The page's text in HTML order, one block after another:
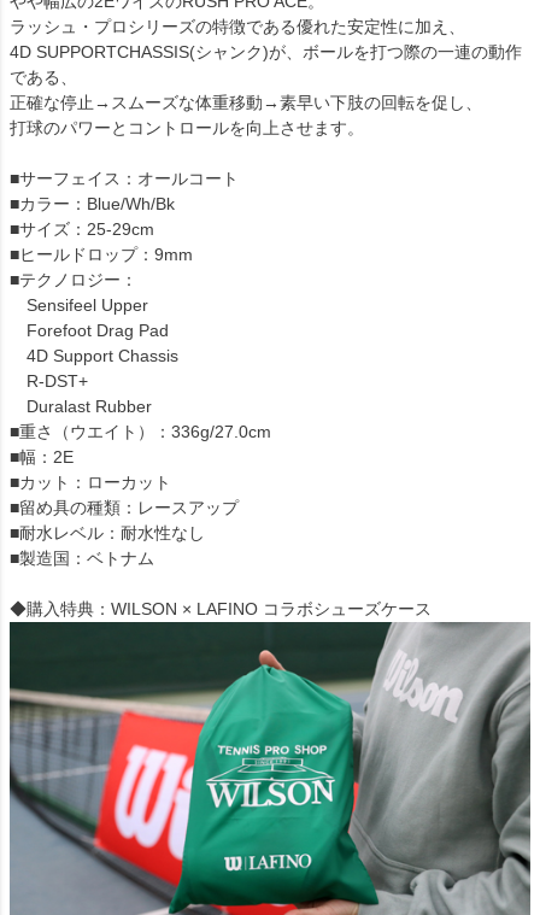
ラッシュ・プロシリーズの特徴である優れた安定性に加え、
4D SUPPORTCHASSIS(シャンク)が、ボールを打つ際の一連の動作
である、
正確な停止→スムーズな体重移動→素早い下肢の回転を促し、
打球のパワーとコントロールを向上させます。
■サーフェイス：オールコート
■カラー：Blue/Wh/Bk
■サイズ：25-29cm
■ヒールドロップ：9mm
■テクノロジー：
Sensifeel Upper
Forefoot Drag Pad
4D Support Chassis
R-DST+
Duralast Rubber
■重さ（ウエイト）：336g/27.0cm
■幅：2E
■カット：ローカット
■留め具の種類：レースアップ
■耐水レベル：耐水性なし
■製造国：ベトナム
◆購入特典：WILSON × LAFINO コラボシューズケース